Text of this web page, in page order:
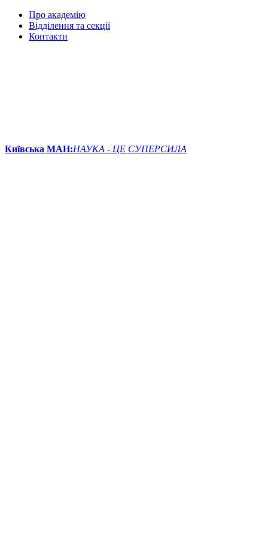
Про академію
Відділення та секції
Контакти
Київська МАН:НАУКА - ЦЕ СУПЕРСИЛА